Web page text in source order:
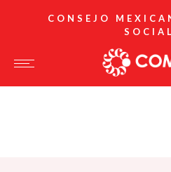
CONSEJO